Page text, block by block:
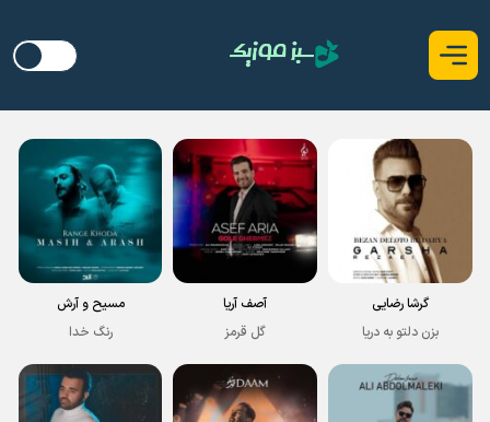
گرشا رضایی
بزن دلتو به دریا
آصف آریا
گل قرمز
مسیح و آرش
رنگ خدا